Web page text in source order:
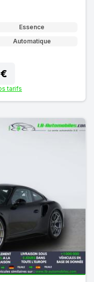
Essence
Automatique
tarifs